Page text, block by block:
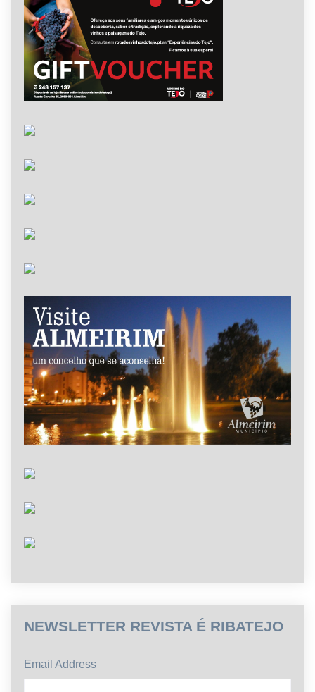
NEWSLETTER REVISTA É RIBATEJO
Email Address